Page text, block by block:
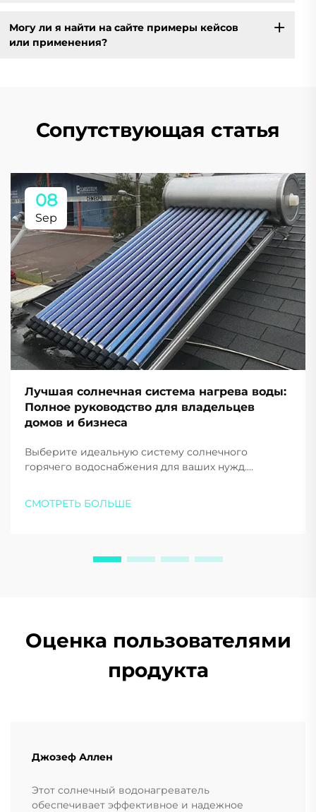
Могу ли я найти на сайте примеры кейсов
или применения?
Сопутствующая статья
08
Sep
Лучшая солнечная система нагрева воды:
Полное руководство для владельцев
домов и бизнеса
Выберите идеальную систему солнечного
горячего водоснабжения для ваших нужд.
высокоэффективных решений Sidite. Получите
СМОТРЕТЬ БОЛЬШЕ
Оценка пользователями
продукта
Джозеф Аллен
Этот солнечный водонагреватель
обеспечивает эффективное и надежное